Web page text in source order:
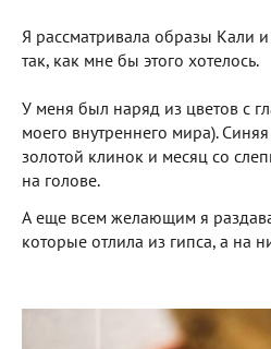
Я рассматривала образы Кали
так, как мне бы этого хотелось.
У меня был наряд из цветов с
моего внутреннего мира).
золотой клинок и месяц со
на голове.
А еще всем желающим я
которые отлила из гипса, а на